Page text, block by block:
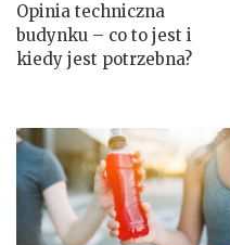
Opinia techniczna
budynku – co to jest i
kiedy jest potrzebna?